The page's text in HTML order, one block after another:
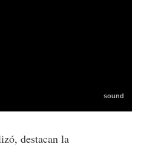
destacan la